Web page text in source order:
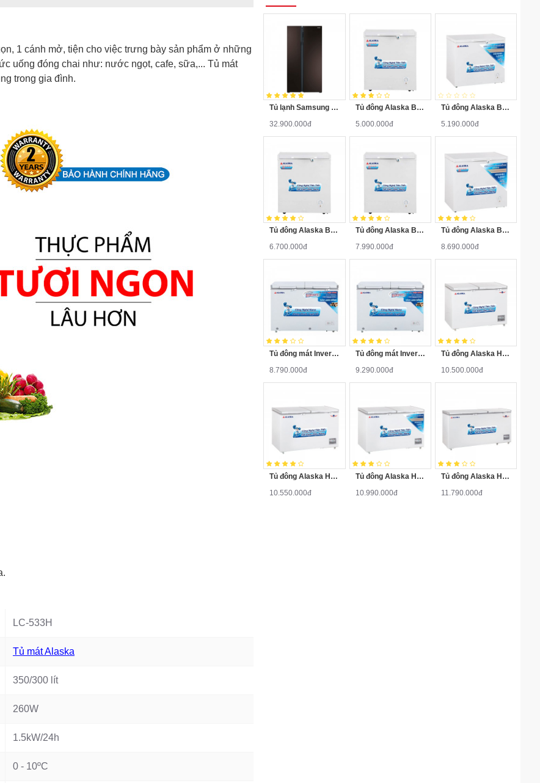
1 cánh mở, tiện cho việc trưng bày sản phẩm ở những
uống đóng chai như: nước ngọt, cafe, sữa,... Tủ mát
trong gia đình.
LC-533H
Tủ mát Alaska
350/300 lít
260W
1.5kW/24h
0 - 10ºC
Tủ lạnh Samsung RS552NRUA9M/SV 548 lít
32.900.000đ
Tủ đông Alaska BD-200
5.000.000đ
Tủ đông Alaska BD-200C
5.190.000đ
Tủ đông Alaska BD-300
6.700.000đ
Tủ đông Alaska BD-400
7.990.000đ
Tủ đông Alaska BD-400C
8.690.000đ
Tủ đông mát Inverter FCA-3600CI
8.790.000đ
Tủ đông mát Inverter FCA-4600CI
9.290.000đ
Tủ đông Alaska HB-500N
10.500.000đ
Tủ đông Alaska HB-550N
10.550.000đ
Tủ đông Alaska HB-550C
10.990.000đ
Tủ đông Alaska HB-650N
11.790.000đ